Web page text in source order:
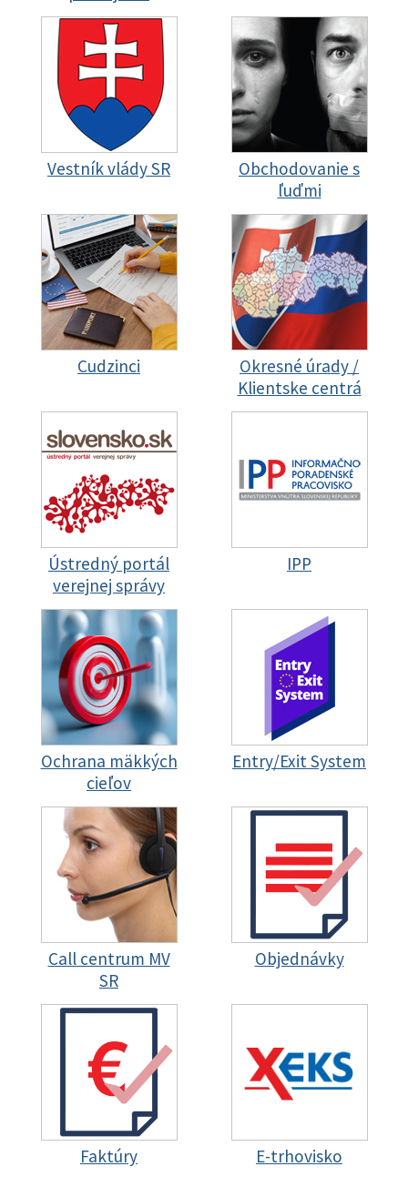
Vestník vlády SR
Obchodovanie s
ľuďmi
Cudzinci
Okresné úrady /
Klientske centrá
Ústredný portál
verejnej správy
IPP
Ochrana mäkkých
cieľov
Entry/Exit System
Call centrum MV
SR
Objednávky
Faktúry E-trhovisko